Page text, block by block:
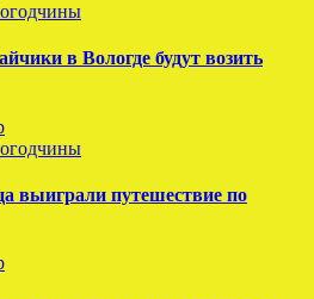
в Вологде будут возить
выиграли путешествие по